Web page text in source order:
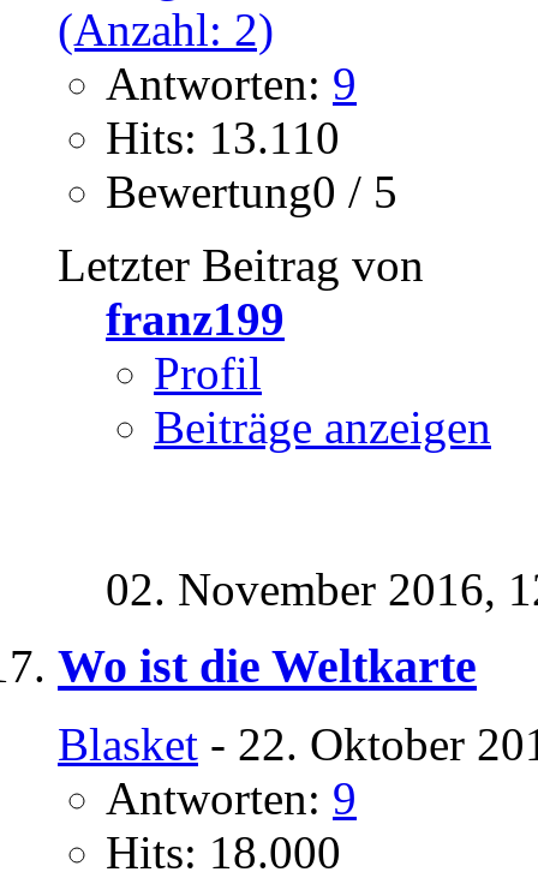
Antworten: 9
Hits: 13.110
Bewertung0 / 5
Letzter Beitrag von
franz199
Profil
Beiträge anzeigen
02. November 2016,
Wo ist die Weltkarte
Blasket - 22. Oktober
Antworten: 9
Hits: 18.000